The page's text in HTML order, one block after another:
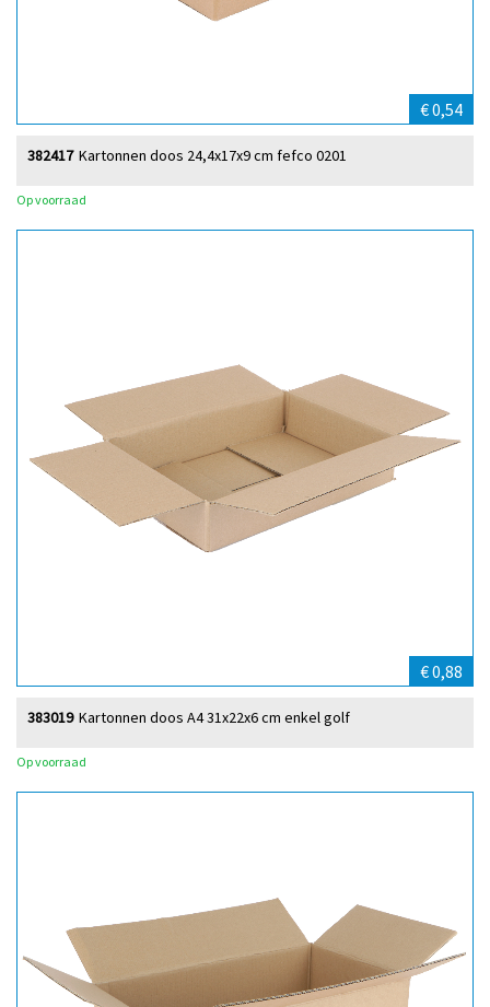
€ 0,54
Kartonnen doos 24,4x17x9 cm fefco 0201
382417
Op voorraad
€ 0,88
Kartonnen doos A4 31x22x6 cm enkel golf
383019
Op voorraad